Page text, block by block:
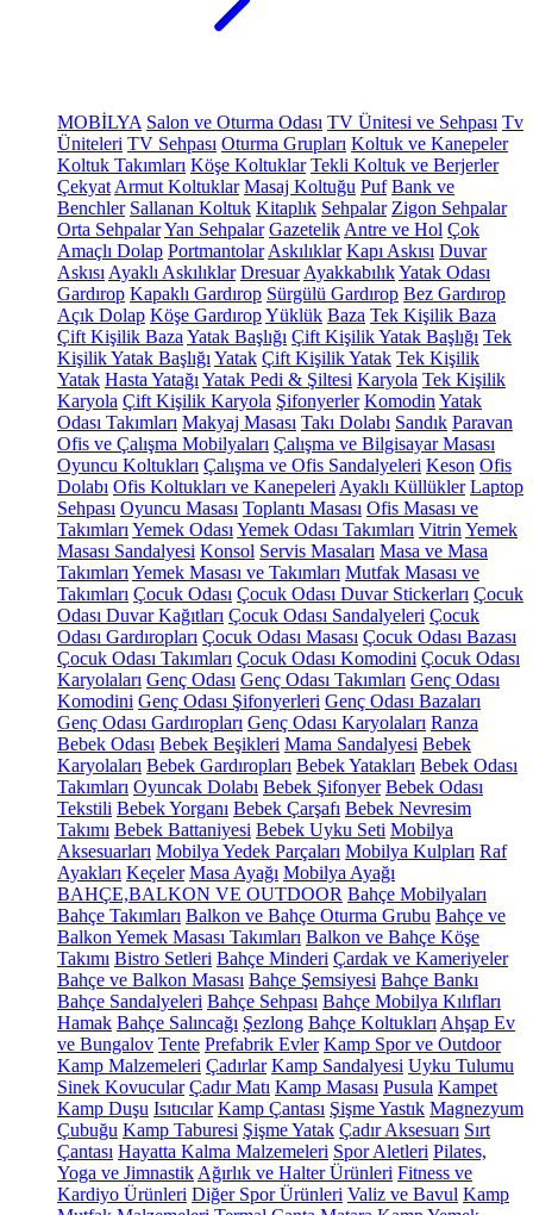
MOBİLYA Salon ve Oturma Odası TV Ünitesi ve Sehpası Tv
Üniteleri TV Sehpası Oturma Grupları Koltuk ve Kanepeler
Koltuk Takımları Köşe Koltuklar Tekli Koltuk ve Berjerler
Çekyat Armut Koltuklar Masaj Koltuğu Puf Bank ve
Benchler Sallanan Koltuk Kitaplık Sehpalar Zigon Sehpalar
Orta SehpalarYan Sehpalar Gazetelik Antre ve Hol Çok
Amaçlı Dolap Portmantolar Askılıklar Kapı Askısı Duvar
Askısı Ayaklı Askılıklar Dresuar AyakkabılıkYatak Odası
Gardırop Kapaklı Gardırop Sürgülü Gardırop Bez Gardırop
Açık Dolap Köşe GardıropYüklük Baza Tek Kişilik Baza
Çift Kişilik Baza Yatak Başlığı Çift Kişilik Yatak Başlığı Tek
Kişilik Yatak Başlığı Yatak Çift Kişilik Yatak Tek Kişilik
Yatak Hasta Yatağı Yatak Pedi & Şiltesi Karyola Tek Kişilik
Karyola Çift Kişilik Karyola Şifonyerler Komodin Yatak
Odası Takımları Makyaj Masası Takı Dolabı Sandık Paravan
Ofis ve Çalışma Mobilyaları Çalışma ve Bilgisayar Masası
Oyuncu Koltukları Çalışma ve Ofis Sandalyeleri Keson Ofis
Dolabı Ofis Koltukları ve Kanepeleri Ayaklı Küllükler Laptop
Sehpası Oyuncu Masası Toplantı Masası Ofis Masası ve
Takımları Yemek Odası Yemek Odası Takımları Vitrin Yemek
Masası Sandalyesi Konsol Servis Masaları Masa ve Masa
Takımları Yemek Masası ve Takımları Mutfak Masası ve
Takımları Çocuk Odası Çocuk Odası Duvar Stickerları Çocuk
Odası Duvar Kağıtları Çocuk Odası Sandalyeleri Çocuk
Odası Gardıropları Çocuk Odası Masası Çocuk Odası Bazası
Çocuk Odası Takımları Çocuk Odası Komodini Çocuk Odası
Karyolaları Genç Odası Genç Odası Takımları Genç Odası
Komodini Genç Odası Şifonyerleri Genç Odası Bazaları
Genç Odası Gardıropları Genç Odası Karyolaları Ranza
Bebek Odası Bebek Beşikleri Mama Sandalyesi Bebek
Karyolaları Bebek Gardıropları Bebek Yatakları Bebek Odası
Takımları Oyuncak Dolabı Bebek Şifonyer Bebek Odası
Tekstili Bebek Yorganı Bebek Çarşafı Bebek Nevresim
Takımı Bebek Battaniyesi Bebek Uyku Seti Mobilya
Aksesuarları Mobilya Yedek Parçaları Mobilya Kulpları Raf
Ayakları Keçeler Masa Ayağı Mobilya Ayağı
BAHÇE,BALKON VE OUTDOOR Bahçe Mobilyaları
Bahçe Takımları Balkon ve Bahçe Oturma Grubu Bahçe ve
Balkon Yemek Masası Takımları Balkon ve Bahçe Köşe
Takımı Bistro Setleri Bahçe Minderi Çardak ve Kameriyeler
Bahçe ve Balkon Masası Bahçe Şemsiyesi Bahçe Bankı
Bahçe Sandalyeleri Bahçe Sehpası Bahçe Mobilya Kılıfları
Hamak Bahçe Salıncağı Şezlong Bahçe Koltukları Ahşap Ev
ve Bungalov Tente Prefabrik Evler Kamp Spor ve Outdoor
Kamp Malzemeleri Çadırlar Kamp Sandalyesi Uyku Tulumu
Sinek Kovucular Çadır Matı Kamp Masası Pusula Kampet
Kamp Duşu Isıtıcılar Kamp Çantası Şişme Yastık Magnezyum
Çubuğu Kamp Taburesi Şişme Yatak Çadır Aksesuarı Sırt
Çantası Hayatta Kalma Malzemeleri Spor Aletleri Pilates,
Yoga ve Jimnastik Ağırlık ve Halter Ürünleri Fitness ve
Kardiyo Ürünleri Diğer Spor Ürünleri Valiz ve Bavul Kamp